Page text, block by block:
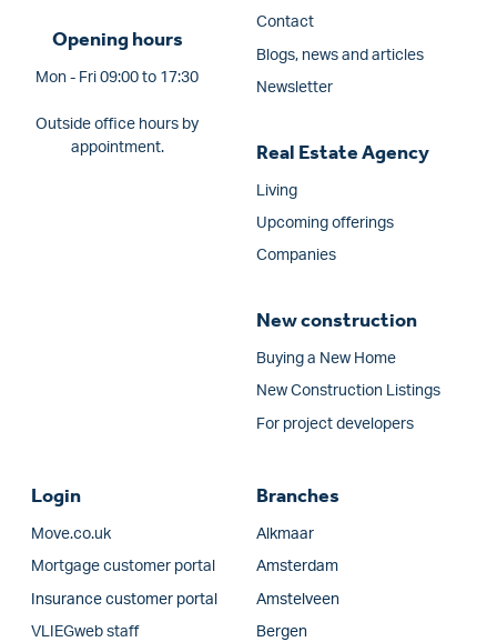
Opening hours
Mon - Fri 09:00 to 17:30
Outside office hours by
appointment.
Contact
Blogs, news and articles
Newsletter
Real Estate Agency
Living
Upcoming offerings
Companies
New construction
Buying a New Home
New Construction Listings
For project developers
Login
Move.co.uk
Mortgage customer portal
Insurance customer portal
VLIEGweb staff
Branches
Alkmaar
Amsterdam
Amstelveen
Bergen